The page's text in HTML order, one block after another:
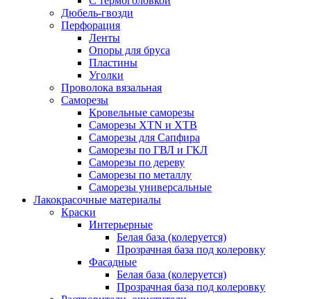
Дюбель-гвозди
Перфорация
Ленты
Опоры для бруса
Пластины
Уголки
Проволока вязальная
Саморезы
Кровельные саморезы
Саморезы XTN и ХTB
Саморезы для Сапфира
Саморезы по ГВЛ и ГКЛ
Саморезы по дереву
Саморезы по металлу
Саморезы универсальные
Лакокрасочные материалы
Краски
Интерьерные
Белая база (колеруется)
Прозрачная база под колеровку
Фасадные
Белая база (колеруется)
Прозрачная база под колеровку